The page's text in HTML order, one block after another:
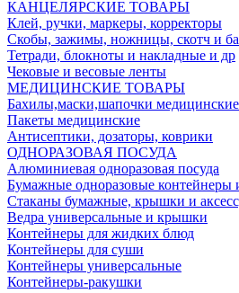
КАНЦЕЛЯРСКИЕ ТОВАРЫ
Клей, ручки, маркеры, корректоры
Скобы, зажимы, ножницы, скотч и
Тетради, блокноты и накладные и др
Чековые и весовые ленты
МЕДИЦИНСКИЕ ТОВАРЫ
Бахилы,маски,шапочки медицинские
Пакеты медицинские
Антисептики, дозаторы, коврики
ОДНОРАЗОВАЯ ПОСУДА
Алюминиевая одноразовая посуда
Бумажные одноразовые контейнеры
Стаканы бумажные, крышки и
Ведра универсальные и крышки
Контейнеры для жидких блюд
Контейнеры для суши
Контейнеры универсальные
Контейнеры-ракушки